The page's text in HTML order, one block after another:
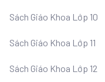
Sách Giáo Khoa Lớp 10
Sách Giáo Khoa Lớp 11
Sách Giáo Khoa Lớp 12